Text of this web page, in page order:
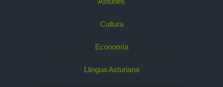
Cultura
Economía
Llingua Asturiana